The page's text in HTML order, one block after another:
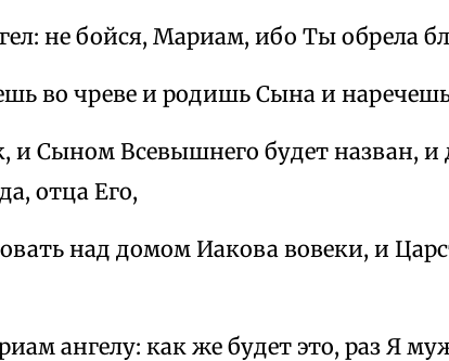
не бойся, Мариам, ибо Ты обрела
во чреве и родишь Сына и
и Сыном Всевышнего будет назван, и
отца Его,
над домом Иакова вовеки, и
ангелу: как же будет это, раз Я